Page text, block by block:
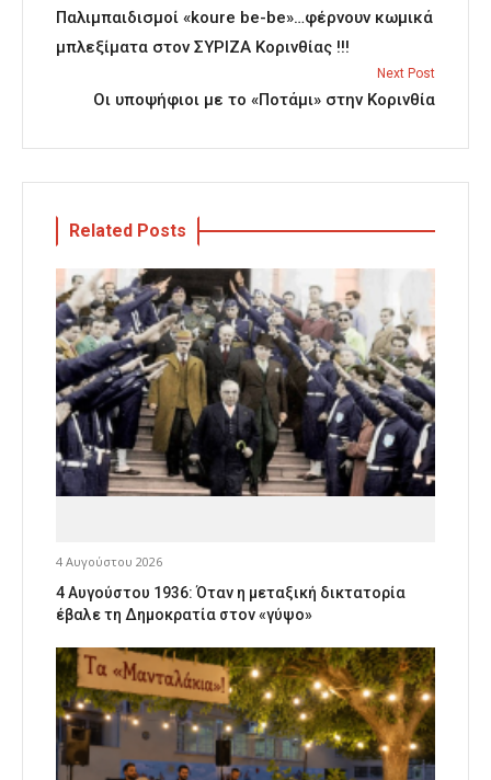
Παλιμπαιδισμοί «koure be-be»…φέρνουν κωμικά
μπλεξίματα στον ΣΥΡΙΖΑ Κορινθίας !!!
Next Post
Οι υποψήφιοι με το «Ποτάμι» στην Κορινθία
Related Posts
4 Αυγούστου 2026
4 Αυγούστου 1936: Όταν η μεταξική δικτατορία
έβαλε τη Δημοκρατία στον «γύψο»